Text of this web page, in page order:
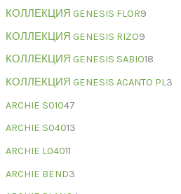
КОЛЛЕКЦИЯ GENESIS FLOR9
КОЛЛЕКЦИЯ GENESIS RIZO9
КОЛЛЕКЦИЯ GENESIS SABIO18
КОЛЛЕКЦИЯ GENESIS ACANTO PL3
ARCHIE S01047
ARCHIE S04013
ARCHIE L04011
ARCHIE BEND3